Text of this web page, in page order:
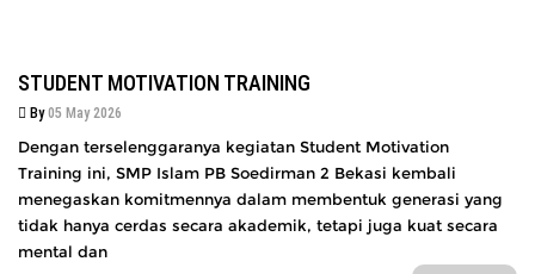
STUDENT MOTIVATION TRAINING
By05 May 2026
Dengan terselenggaranya kegiatan Student Motivation
Training ini, SMP Islam PB Soedirman 2 Bekasi kembali
menegaskan komitmennya dalam membentuk generasi yang
tidak hanya cerdas secara akademik, tetapi juga kuat secara
mental dan